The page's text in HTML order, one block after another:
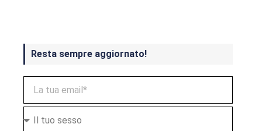
Resta sempre aggiornato!